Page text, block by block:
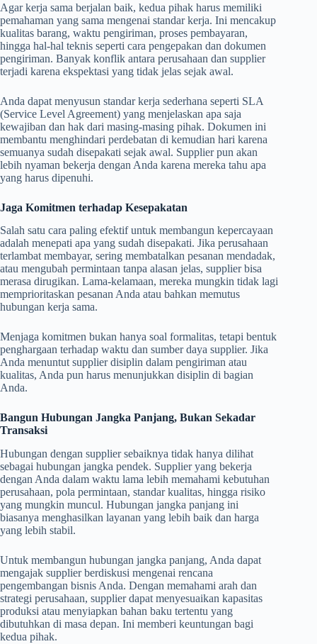
Agar kerja sama berjalan baik, kedua pihak harus memiliki
pemahaman yang sama mengenai standar kerja. Ini mencakup
kualitas barang, waktu pengiriman, proses pembayaran,
hingga hal-hal teknis seperti cara pengepakan dan dokumen
pengiriman. Banyak konflik antara perusahaan dan supplier
terjadi karena ekspektasi yang tidak jelas sejak awal.
Anda dapat menyusun standar kerja sederhana seperti SLA
(Service Level Agreement) yang menjelaskan apa saja
kewajiban dan hak dari masing-masing pihak. Dokumen ini
membantu menghindari perdebatan di kemudian hari karena
semuanya sudah disepakati sejak awal. Supplier pun akan
lebih nyaman bekerja dengan Anda karena mereka tahu apa
yang harus dipenuhi.
Jaga Komitmen terhadap Kesepakatan
Salah satu cara paling efektif untuk membangun kepercayaan
adalah menepati apa yang sudah disepakati. Jika perusahaan
terlambat membayar, sering membatalkan pesanan mendadak,
atau mengubah permintaan tanpa alasan jelas, supplier bisa
merasa dirugikan. Lama-kelamaan, mereka mungkin tidak lagi
memprioritaskan pesanan Anda atau bahkan memutus
hubungan kerja sama.
Menjaga komitmen bukan hanya soal formalitas, tetapi bentuk
penghargaan terhadap waktu dan sumber daya supplier. Jika
Anda menuntut supplier disiplin dalam pengiriman atau
kualitas, Anda pun harus menunjukkan disiplin di bagian
Anda.
Bangun Hubungan Jangka Panjang, Bukan Sekadar
Transaksi
Hubungan dengan supplier sebaiknya tidak hanya dilihat
sebagai hubungan jangka pendek. Supplier yang bekerja
dengan Anda dalam waktu lama lebih memahami kebutuhan
perusahaan, pola permintaan, standar kualitas, hingga risiko
yang mungkin muncul. Hubungan jangka panjang ini
biasanya menghasilkan layanan yang lebih baik dan harga
yang lebih stabil.
Untuk membangun hubungan jangka panjang, Anda dapat
mengajak supplier berdiskusi mengenai rencana
pengembangan bisnis Anda. Dengan memahami arah dan
strategi perusahaan, supplier dapat menyesuaikan kapasitas
produksi atau menyiapkan bahan baku tertentu yang
dibutuhkan di masa depan. Ini memberi keuntungan bagi
kedua pihak.